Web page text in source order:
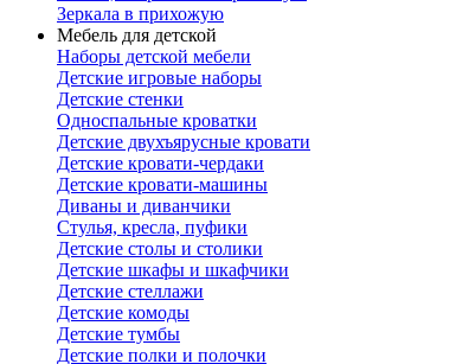
Зеркала в прихожую
Мебель для детской
Наборы детской мебели
Детские игровые наборы
Детские стенки
Односпальные кроватки
Детские двухъярусные кровати
Детские кровати-чердаки
Детские кровати-машины
Диваны и диванчики
Стулья, кресла, пуфики
Детские столы и столики
Детские шкафы и шкафчики
Детские стеллажи
Детские комоды
Детские тумбы
Детские полки и полочки